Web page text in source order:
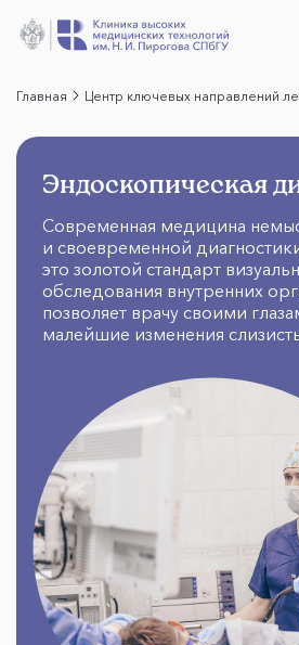
Главная Центр ключевых направлений
Эндоскопическая
Современная медицина
и своевременной
это золотой стандарт
обследования внутренних
позволяет врачу своими
малейшие изменения